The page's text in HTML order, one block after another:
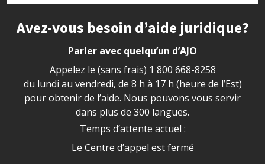
Site footer
Avez-vous besoin d’aide juridique?
Parler avec quelqu’un d’AJO
Appelez le (sans frais) 1 800 668-8258
du lundi au vendredi, de 8 h à 17 h (heure de l’Est)
pour obtenir de l’aide. Nous pouvons vous servir
dans plus de 300 langues.
Temps d’attente actuel :
Le Centre d’appel est fermé